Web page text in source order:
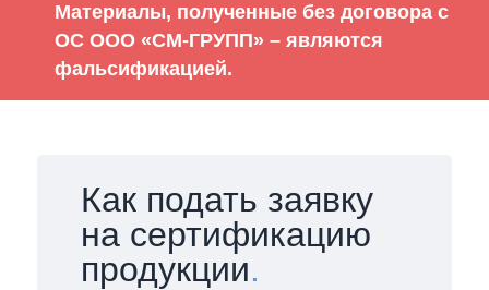
Материалы, полученные без договора с
ОС ООО «СМ-ГРУПП» – являются
фальсификацией.
Как подать заявку
на сертификацию
продукции.